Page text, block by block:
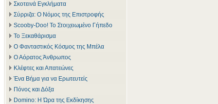
Σκοτεινά Εγκλήματα
Σύρριζα: Ο Νόμος της Επιστροφής
Scooby-Doo! Το Στοιχειωμένο Γήπεδο
Το Ξεκαθάρισμα
Ο Φανταστικός Κόσμος της Μπέλα
Ο Αόρατος Άνθρωπος
Κλέφτες και Απατεώνες
Ένα Βήμα για να Ερωτευτείς
Πόνος και Δόξα
Domino: Η Ώρα της Εκδίκησης